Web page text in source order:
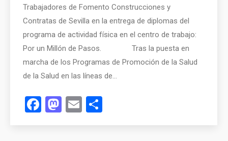
Trabajadores de Fomento Construcciones y
Contratas de Sevilla en la entrega de diplomas del
programa de actividad física en el centro de trabajo:
Por un Millón de Pasos. Tras la puesta en
marcha de los Programas de Promoción de la Salud
de la Salud en las líneas de…
Facebook
Mastodon
Email